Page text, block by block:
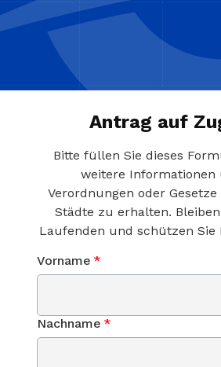
Antrag auf
Bitte füllen Sie dieses
weitere Informationen
Verordnungen oder
Städte zu erhalten.
Laufenden und schützen Sie
Vorname *
Nachname *